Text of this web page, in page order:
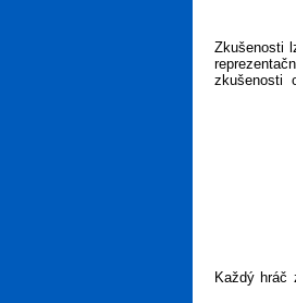
Zkušenosti
zkušenosti
Každý hráč